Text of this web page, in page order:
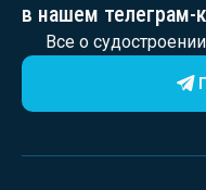
в нашем телеграм-
Все о